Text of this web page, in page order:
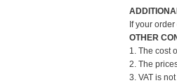
If your
OTHER
1. The cost
2. The
3. VAT is